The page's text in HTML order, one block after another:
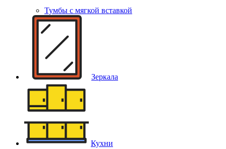
Тумбы с мягкой вставкой
Зеркала
Кухни